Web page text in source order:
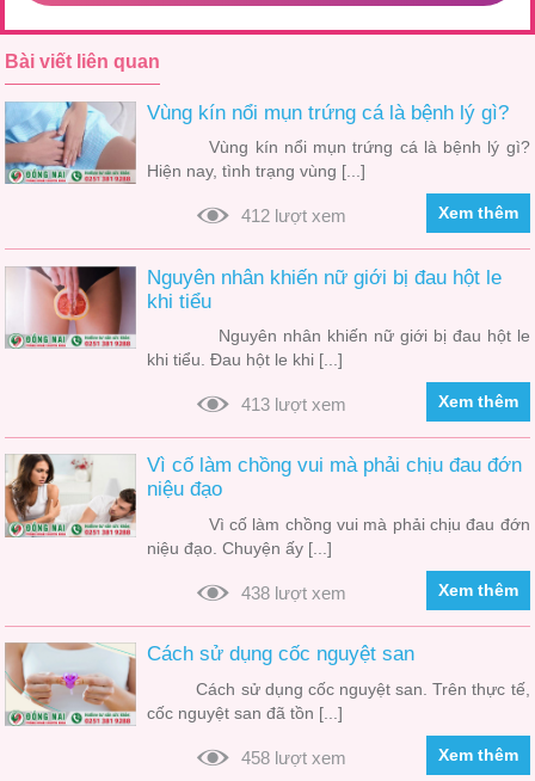
Bài viết liên quan
Vùng kín nổi mụn trứng cá là bệnh lý gì?
Vùng kín nổi mụn trứng cá là bệnh lý gì?
Hiện nay, tình trạng vùng [...]
412 lượt xem Xem thêm
Nguyên nhân khiến nữ giới bị đau hột le
khi tiểu
Nguyên nhân khiến nữ giới bị đau hột le
khi tiểu. Đau hột le khi [...]
413 lượt xem Xem thêm
Vì cố làm chồng vui mà phải chịu đau đớn
niệu đạo
Vì cố làm chồng vui mà phải chịu đau đớn
niệu đạo. Chuyện ấy [...]
438 lượt xem Xem thêm
Cách sử dụng cốc nguyệt san
Cách sử dụng cốc nguyệt san. Trên thực tế,
cốc nguyệt san đã tồn [...]
458 lượt xem Xem thêm